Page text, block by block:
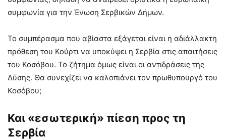
συμφωνία για την Ένωση Σερβικών Δήμων.
Το συμπέρασμα που αβίαστα εξάγεται είναι η αδιάλλακτη
πρόθεση του Κούρτι να υποκύψει η Σερβία στις απαιτήσεις
του Κοσόβου. Το ζήτημα όμως είναι οι αντιδράσεις της
Δύσης. Θα συνεχίζει να καλοπιάνει τον πρωθυπουργό του
Κοσόβου;
Και «εσωτερική» πίεση προς τη
Σερβία